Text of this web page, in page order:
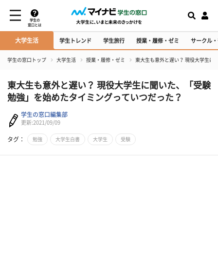
学生の
窓口とは
大学生活 学生トレンド 学生旅行 授業・履修・ゼミ サークル
学生の窓口トップ 大学生活 授業・履修・ゼミ 東大生も意外と遅い？ 現役大学生に
東大生も意外と遅い？ 現役大学生に聞いた、「受験
勉強」を始めたタイミングっていつだった？
学生の窓口編集部
更新:2021/09/09
タグ： 勉強 大学生白書 大学生 受験